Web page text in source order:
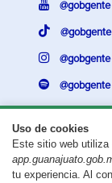
Uso de cookies
Este sitio web
tu experiencia. Al
@gobgente
@gobgente
@gobgente
@gobgente
¿Existe algún